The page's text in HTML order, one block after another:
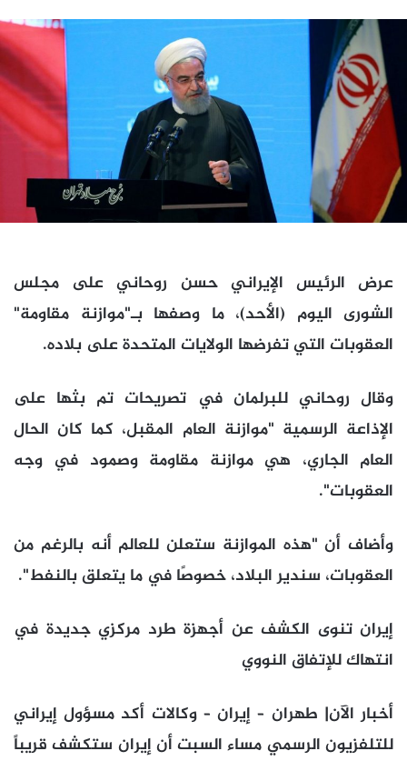
عرض الرئيس الإيراني حسن روحاني على مجلس
الشورى اليوم (الأحد)، ما وصفها بـ"موازنة مقاومة"
العقوبات التي تفرضها الولايات المتحدة على بلاده.
وقال روحاني للبرلمان في تصريحات تم بثها على
الإذاعة الرسمية "موازنة العام المقبل، كما كان الحال
العام الجاري، هي موازنة مقاومة وصمود في وجه
العقوبات".
وأضاف أن "هذه الموازنة ستعلن للعالم أنه بالرغم من
العقوبات، سندير البلاد، خصوصًا في ما يتعلق بالنفط".
إيران تنوى الكشف عن أجهزة طرد مركزي جديدة في
انتهاك للإتفاق النووي
أخبار الآن| طهران – إيران – وكالات أكد مسؤول إيراني
للتلفزيون الرسمي مساء السبت أن إيران ستكشف قريباً